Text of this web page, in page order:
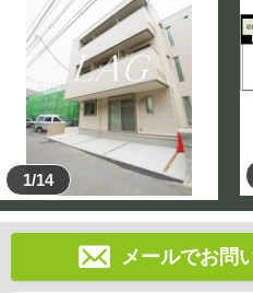
1/14
メールでお問